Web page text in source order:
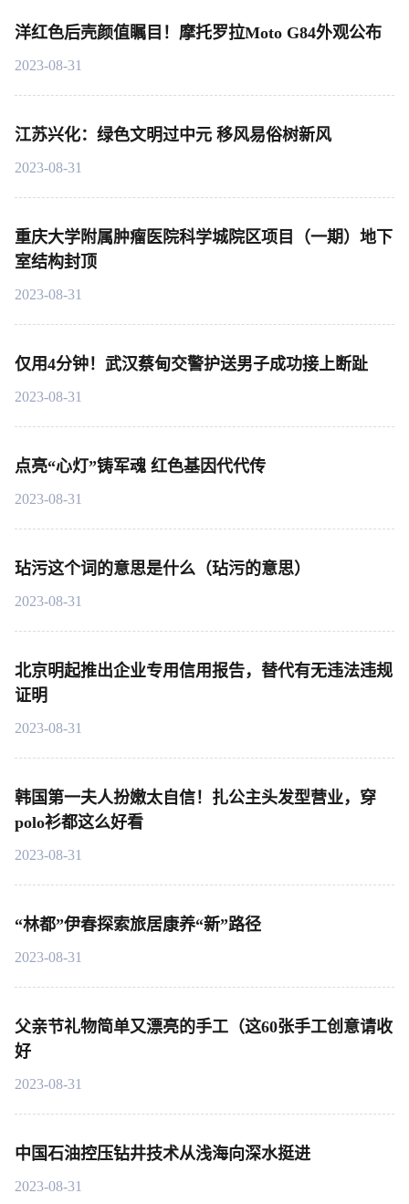
洋红色后壳颜值瞩目！摩托罗拉Moto G84外观公布
2023-08-31
江苏兴化：绿色文明过中元 移风易俗树新风
2023-08-31
重庆大学附属肿瘤医院科学城院区项目（一期）地下
室结构封顶
2023-08-31
仅用4分钟！武汉蔡甸交警护送男子成功接上断趾
2023-08-31
点亮“心灯”铸军魂 红色基因代代传
2023-08-31
玷污这个词的意思是什么（玷污的意思）
2023-08-31
北京明起推出企业专用信用报告，替代有无违法违规
证明
2023-08-31
韩国第一夫人扮嫩太自信！扎公主头发型营业，穿
polo衫都这么好看
2023-08-31
“林都”伊春探索旅居康养“新”路径
2023-08-31
父亲节礼物简单又漂亮的手工（这60张手工创意请收
好
2023-08-31
中国石油控压钻井技术从浅海向深水挺进
2023-08-31